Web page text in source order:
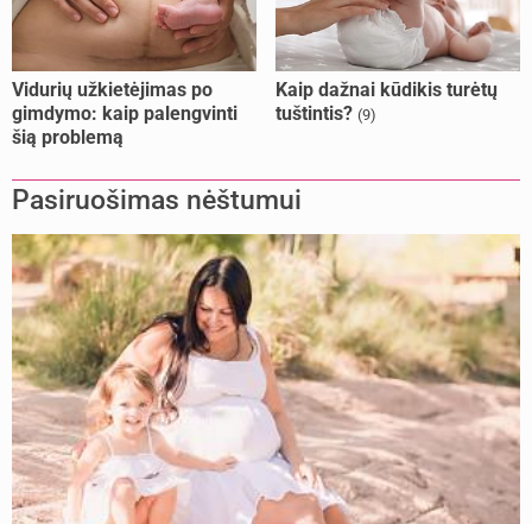
Vidurių užkietėjimas po
gimdymo: kaip palengvinti
šią problemą
Kaip dažnai kūdikis turėtų
tuštintis? (9)
Pasiruošimas nėštumui